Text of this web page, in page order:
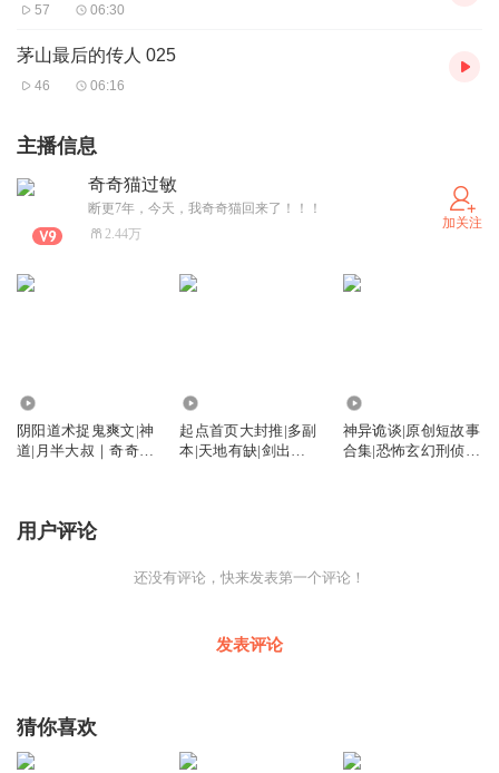
57 06:30
茅山最后的传人 025
46 06:16
主播信息
奇奇猫过敏
断更7年，今天，我奇奇猫回来了！！！
2.44万
加关注
阴阳道术捉鬼爽文|神
道|月半大叔｜奇奇猫
起点首页大封推|多副
本|天地有缺|剑出洪
神异诡谈|原创短故事
合集|恐怖玄幻刑侦言
用户评论
还没有评论，快来发表第一个评论！
发表评论
猜你喜欢